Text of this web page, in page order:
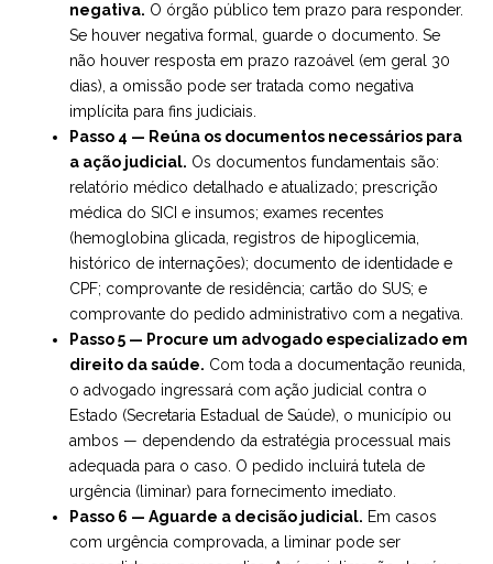
negativa. O órgão público tem prazo para responder.
Se houver negativa formal, guarde o documento. Se
não houver resposta em prazo razoável (em geral 30
dias), a omissão pode ser tratada como negativa
implícita para fins judiciais.
Passo 4 — Reúna os documentos necessários para
a ação judicial. Os documentos fundamentais são:
relatório médico detalhado e atualizado; prescrição
médica do SICI e insumos; exames recentes
(hemoglobina glicada, registros de hipoglicemia,
histórico de internações); documento de identidade e
CPF; comprovante de residência; cartão do SUS; e
comprovante do pedido administrativo com a negativa.
Passo 5 — Procure um advogado especializado em
direito da saúde. Com toda a documentação reunida,
o advogado ingressará com ação judicial contra o
Estado (Secretaria Estadual de Saúde), o município ou
ambos — dependendo da estratégia processual mais
adequada para o caso. O pedido incluirá tutela de
urgência (liminar) para fornecimento imediato.
Passo 6 — Aguarde a decisão judicial. Em casos
com urgência comprovada, a liminar pode ser